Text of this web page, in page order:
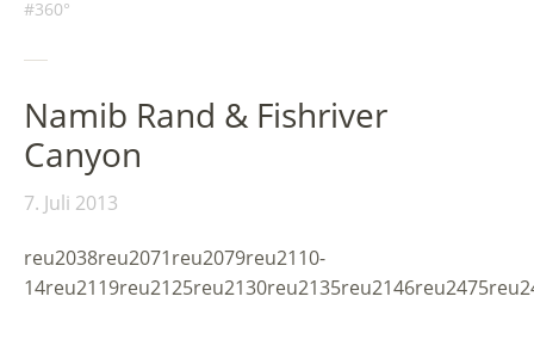
360°
Namib Rand & Fishriver
Canyon
7. Juli 2013
reu2038reu2071reu2079reu2110-